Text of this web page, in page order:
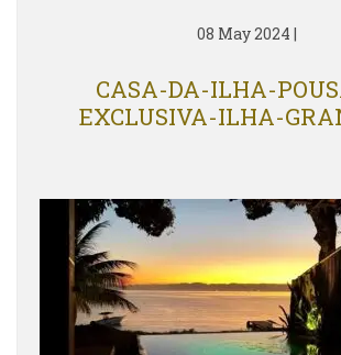
08 May 2024 |
CASA-DA-ILHA-
EXCLUSIVA-ILHA-